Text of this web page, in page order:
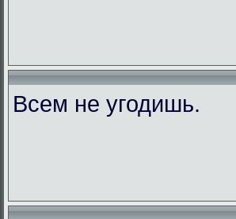
Всем не угодишь.